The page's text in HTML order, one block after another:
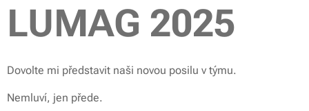
LUMAG 2025
Dovolte mi představit naši novou posilu v týmu.
Nemluví, jen přede.